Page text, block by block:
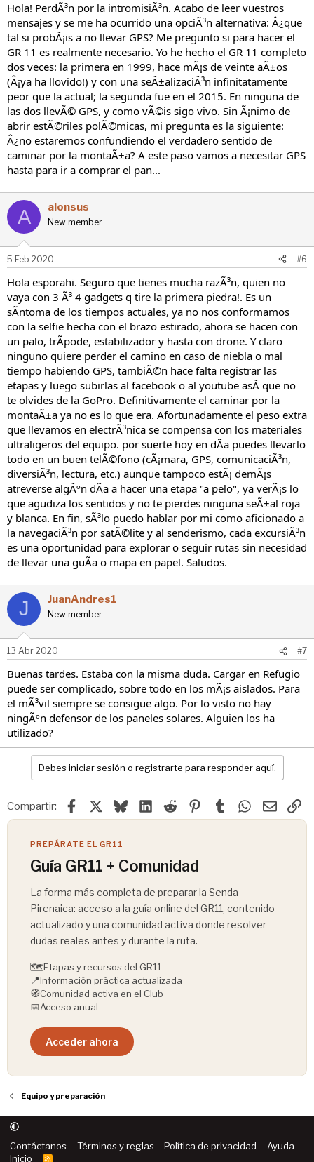
Hola! PerdÃ³n por la intromisiÃ³n. Acabo de leer vuestros
mensajes y se me ha ocurrido una opciÃ³n alternativa: Â¿que
tal si probÃ¡is a no llevar GPS? Me pregunto si para hacer el
GR 11 es realmente necesario. Yo he hecho el GR 11 completo
dos veces: la primera en 1999, hace mÃ¡s de veinte aÃ±os
(Â¡ya ha llovido!) y con una seÃ±alizaciÃ³n infinitatamente
peor que la actual; la segunda fue en el 2015. En ninguna de
las dos llevÃ© GPS, y como vÃ©is sigo vivo. Sin Ã¡nimo de
abrir estÃ©riles polÃ©micas, mi pregunta es la siguiente:
Â¿no estaremos confundiendo el verdadero sentido de
caminar por la montaÃ±a? A este paso vamos a necesitar GPS
hasta para ir a comprar el pan...
A alonsus
New member
5 Feb 2020 #6
Hola esporahi. Seguro que tienes mucha razÃ³n, quien no
vaya con 3 Ã³ 4 gadgets q tire la primera piedra!. Es un
sÃntoma de los tiempos actuales, ya no nos conformamos
con la selfie hecha con el brazo estirado, ahora se hacen con
un palo, trÃpode, estabilizador y hasta con drone. Y claro
ninguno quiere perder el camino en caso de niebla o mal
tiempo habiendo GPS, tambiÃ©n hace falta registrar las
etapas y luego subirlas al facebook o al youtube asÃ que no
te olvides de la GoPro. Definitivamente el caminar por la
montaÃ±a ya no es lo que era. Afortunadamente el peso extra
que llevamos en electrÃ³nica se compensa con los materiales
ultraligeros del equipo. por suerte hoy en dÃa puedes llevarlo
todo en un buen telÃ©fono (cÃ¡mara, GPS, comunicaciÃ³n,
diversiÃ³n, lectura, etc.) aunque tampoco estÃ¡ demÃ¡s
atreverse algÃºn dÃa a hacer una etapa "a pelo", ya verÃ¡s lo
que agudiza los sentidos y no te pierdes ninguna seÃ±al roja
y blanca. En fin, sÃ³lo puedo hablar por mi como aficionado a
la navegaciÃ³n por satÃ©lite y al senderismo, cada excursiÃ³n
es una oportunidad para explorar o seguir rutas sin necesidad
de llevar una guÃa o mapa en papel. Saludos.
J JuanAndres1
New member
13 Abr 2020 #7
Buenas tardes. Estaba con la misma duda. Cargar en Refugio
puede ser complicado, sobre todo en los mÃ¡s aislados. Para
el mÃ³vil siempre se consigue algo. Por lo visto no hay
ningÃºn defensor de los paneles solares. Alguien los ha
utilizado?
Debes iniciar sesión o registrarte para responder aquí.
Compartir: FacebookBlueskyLinkedIn
Reddit Pinterest
Tumblr WhatsApp
Email
PREPÁRATE EL GR11
Guía GR11 + Comunidad
La forma más completa de preparar la Senda
Pirenaica: acceso a la guía online del GR11, contenido
actualizado y una comunidad activa donde resolver
dudas reales antes y durante la ruta.
🗺️Etapas y recursos del GR11
📍Información práctica actualizada
🧭Comunidad activa en el Club
📅Acceso anual
Acceder ahora
Equipo y preparación
Contáctanos Términos y reglas Política de privacidad
Ayuda
Inicio
R